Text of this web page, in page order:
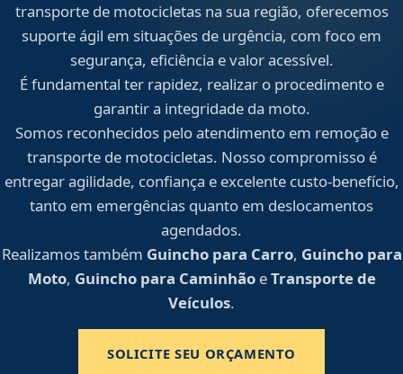
transporte de motocicletas na sua região, oferecemos
suporte ágil em situações de urgência, com foco em
segurança, eficiência e valor acessível.
É fundamental ter rapidez, realizar o procedimento e
garantir a integridade da moto.
Somos reconhecidos pelo atendimento em remoção e
transporte de motocicletas. Nosso compromisso é
entregar agilidade, confiança e excelente custo-benefício,
tanto em emergências quanto em deslocamentos
agendados.
Realizamos também Guincho para Carro, Guincho para
Moto, Guincho para CaminhãoeTransporte de
Veículos.
SOLICITE SEU ORÇAMENTO